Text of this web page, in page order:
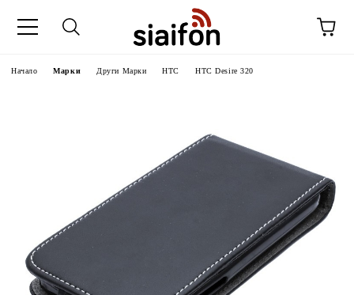
Начало Марки Други Марки HTC HTC Desire 320